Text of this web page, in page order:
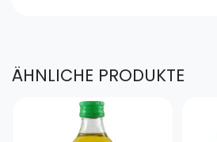
ÄHNLICHE PRODUKTE